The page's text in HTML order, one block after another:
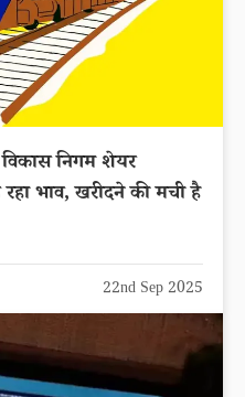
निगम शेयर
भाव, खरीदने की मची है
22nd Sep 2025